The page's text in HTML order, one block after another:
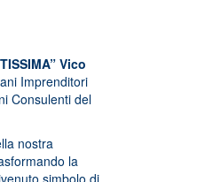
Vico
Imprenditori
Consulenti del
nostra
la
simbolo di